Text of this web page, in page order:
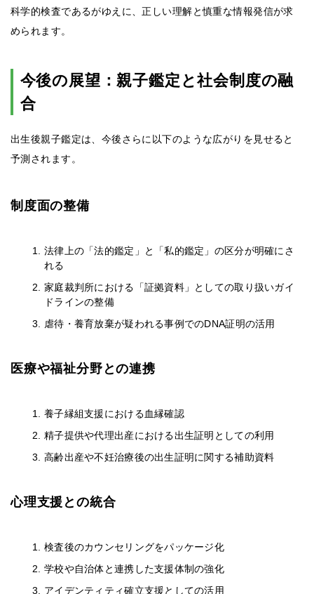
科学的検査であるがゆえに、正しい理解と慎重な情報発信が求
められます。
今後の展望：親子鑑定と社会制度の融
合
出生後親子鑑定は、今後さらに以下のような広がりを見せると
予測されます。
制度面の整備
法律上の「法的鑑定」と「私的鑑定」の区分が明確にさ
れる
家庭裁判所における「証拠資料」としての取り扱いガイ
ドラインの整備
虐待・養育放棄が疑われる事例でのDNA証明の活用
医療や福祉分野との連携
養子縁組支援における血縁確認
精子提供や代理出産における出生証明としての利用
高齢出産や不妊治療後の出生証明に関する補助資料
心理支援との統合
検査後のカウンセリングをパッケージ化
学校や自治体と連携した支援体制の強化
アイデンティティ確立支援としての活用